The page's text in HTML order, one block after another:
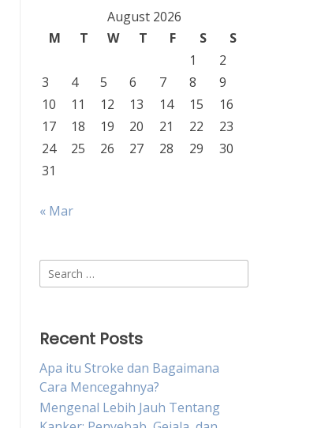
August 2026
M
T W T F S
S
1
2
3
4 5 6 7 8
9
10
11 12 13 14 15
16
17
18 19 20 21 22
23
24
25 26 27 28 29
30
31
« Mar
Search
for:
Recent Posts
Apa itu Stroke dan Bagaimana
Cara Mencegahnya?
Mengenal Lebih Jauh Tentang